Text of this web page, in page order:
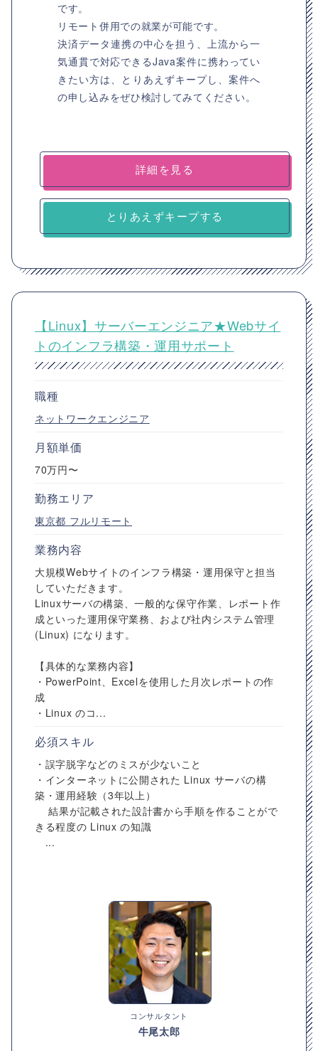
です。
リモート併用での就業が可能です。
決済データ連携の中心を担う、上流から一
気通貫で対応できるJava案件に携わってい
きたい方は、とりあえずキープし、案件へ
の申し込みをぜひ検討してみてください。
詳細を見る
とりあえずキープする
【Linux】サーバーエンジニア★Webサイ
トのインフラ構築・運用サポート
職種
ネットワークエンジニア
月額単価
70万円〜
勤務エリア
東京都 フルリモート
業務内容
大規模Webサイトのインフラ構築・運用保守と担当
していただきます。
Linuxサーバの構築、一般的な保守作業、レポート作
成といった運用保守業務、および社内システム管理
(Linux) になります。
【具体的な業務内容】
・PowerPoint、Excelを使用した月次レポートの作
成
・Linux のコ...
必須スキル
・誤字脱字などのミスが少ないこと
・インターネットに公開された Linux サーバの構
築・運用経験（3年以上）
結果が記載された設計書から手順を作ることがで
きる程度の Linux の知識
...
コンサルタント
牛尾太郎